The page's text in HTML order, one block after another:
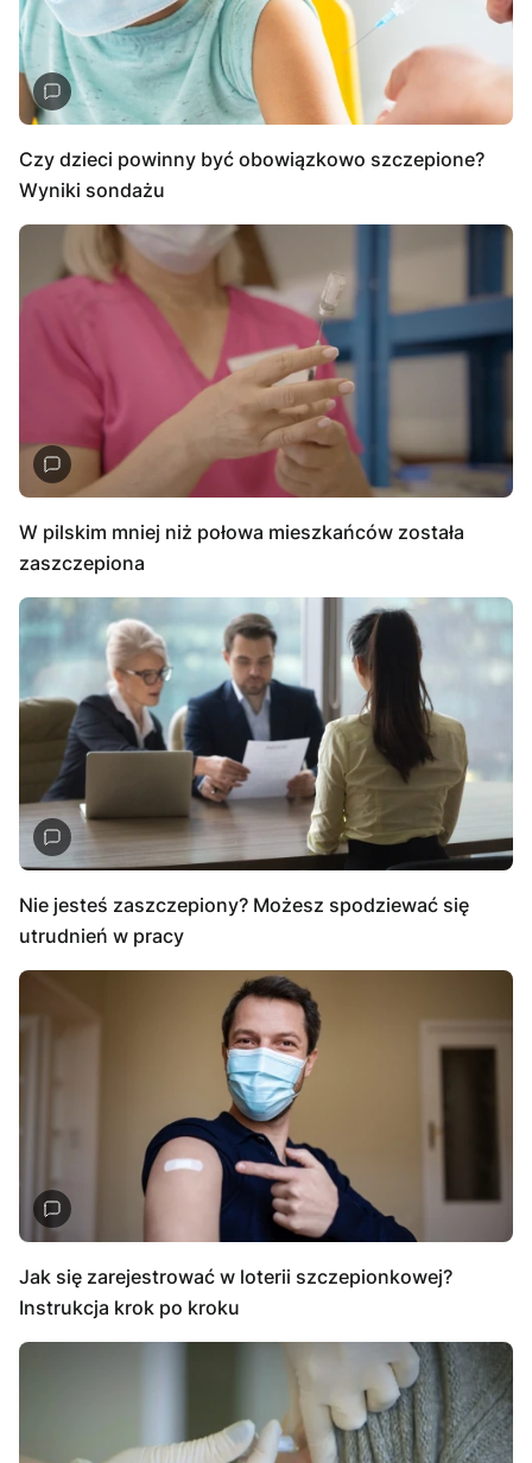
Czy dzieci powinny być obowiązkowo szczepione?
Wyniki sondażu
W pilskim mniej niż połowa mieszkańców została
zaszczepiona
Nie jesteś zaszczepiony? Możesz spodziewać się
utrudnień w pracy
Jak się zarejestrować w loterii szczepionkowej?
Instrukcja krok po kroku